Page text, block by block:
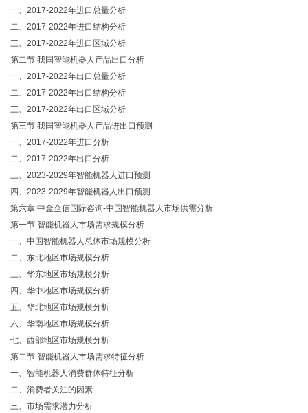
一、2017-2022年进口总量分析
二、2017-2022年进口结构分析
三、2017-2022年进口区域分析
第二节 我国智能机器人产品出口分析
一、2017-2022年出口总量分析
二、2017-2022年出口结构分析
三、2017-2022年出口区域分析
第三节 我国智能机器人产品进出口预测
一、2017-2022年进口分析
二、2017-2022年出口分析
三、2023-2029年智能机器人进口预测
四、2023-2029年智能机器人出口预测
第六章 中金企信国际咨询-中国智能机器人市场供需分析
第一节 智能机器人市场需求规模分析
一、中国智能机器人总体市场规模分析
二、东北地区市场规模分析
三、华东地区市场规模分析
四、华中地区市场规模分析
五、华北地区市场规模分析
六、华南地区市场规模分析
七、西部地区市场规模分析
第二节 智能机器人市场需求特征分析
一、智能机器人消费群体特征分析
二、消费者关注的因素
三、市场需求潜力分析